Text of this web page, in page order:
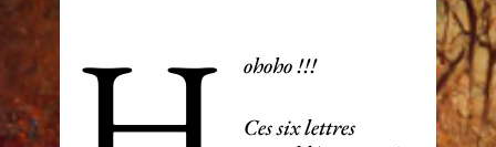
ohoho !!!
Ces six lettres